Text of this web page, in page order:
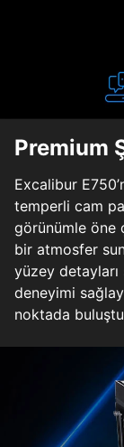
Premium
Excalibur
temperli cam
görünümle öne
bir atmosfer
yüzey detayları
deneyimi
noktada